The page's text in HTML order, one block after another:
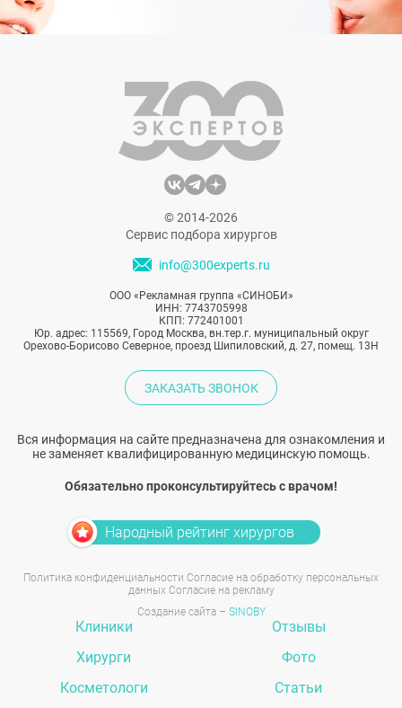
© 2014-2026
Сервис подбора хирургов
info@300experts.ru
ООО «Рекламная группа «СИНОБИ»
ИНН: 7743705998
КПП: 772401001
Юр. адрес: 115569, Город Москва, вн.тер.г. муниципальный округ
Орехово-Борисово Северное, проезд Шипиловский, д. 27, помещ. 13Н
ЗАКАЗАТЬ ЗВОНОК
Вся информация на сайте предназначена для ознакомления и
не заменяет квалифицированную медицинскую помощь.
Обязательно проконсультируйтесь с врачом!
Народный рейтинг хирургов
Политика конфиденциальности Согласие на обработку персональных
данных Согласие на рекламу
Создание сайта – SINOBY
Клиники
Хирурги
Косметологи
Отзывы
Фото
Статьи